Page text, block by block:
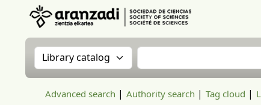
Search the catalog by:Search the catalog
Advanced search Authority search Tag cloud